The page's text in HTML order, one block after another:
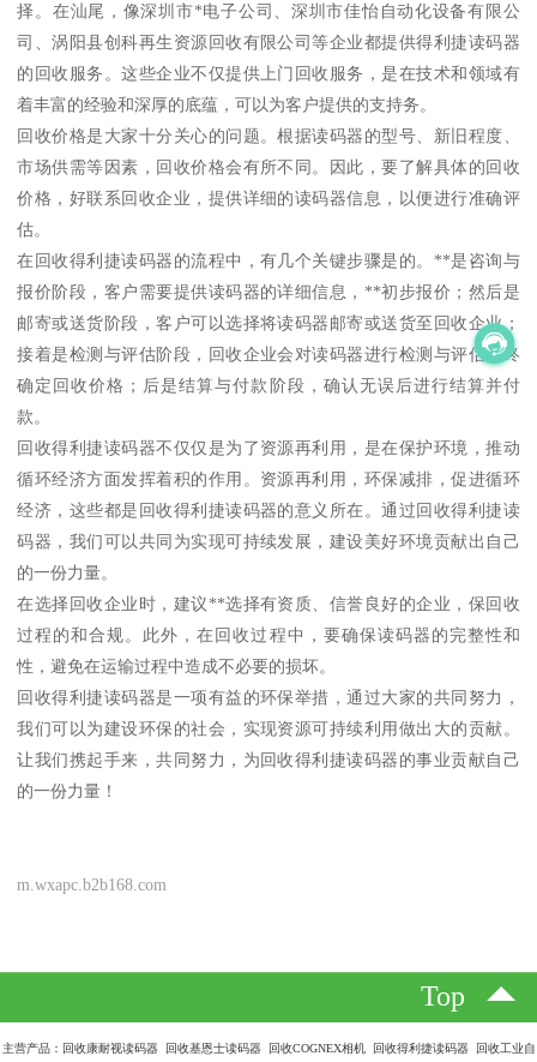
择。在汕尾，像深圳市*电子公司、深圳市佳怡自动化设备有限公
司、涡阳县创科再生资源回收有限公司等企业都提供得利捷读码器
的回收服务。这些企业不仅提供上门回收服务，是在技术和领域有
着丰富的经验和深厚的底蕴，可以为客户提供的支持务。
回收价格是大家十分关心的问题。根据读码器的型号、新旧程度、
市场供需等因素，回收价格会有所不同。因此，要了解具体的回收
价格，好联系回收企业，提供详细的读码器信息，以便进行准确评
估。
在回收得利捷读码器的流程中，有几个关键步骤是的。**是咨询与
报价阶段，客户需要提供读码器的详细信息，**初步报价；然后是
邮寄或送货阶段，客户可以选择将读码器邮寄或送货至回收企业；
接着是检测与评估阶段，回收企业会对读码器进行检测与评估，终
确定回收价格；后是结算与付款阶段，确认无误后进行结算并付
款。
回收得利捷读码器不仅仅是为了资源再利用，是在保护环境，推动
循环经济方面发挥着积的作用。资源再利用，环保减排，促进循环
经济，这些都是回收得利捷读码器的意义所在。通过回收得利捷读
码器，我们可以共同为实现可持续发展，建设美好环境贡献出自己
的一份力量。
在选择回收企业时，建议**选择有资质、信誉良好的企业，保回收
过程的和合规。此外，在回收过程中，要确保读码器的完整性和
性，避免在运输过程中造成不必要的损坏。
回收得利捷读码器是一项有益的环保举措，通过大家的共同努力，
我们可以为建设环保的社会，实现资源可持续利用做出大的贡献。
让我们携起手来，共同努力，为回收得利捷读码器的事业贡献自己
的一份力量！
m.wxapc.b2b168.com
Top
主营产品：回收康耐视读码器 回收基恩士读码器 回收COGNEX相机 回收得利捷读码器 回收工业自